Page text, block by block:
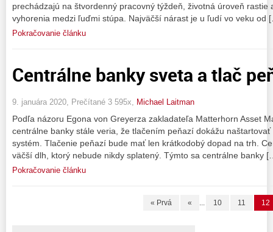
prechádzajú na štvordenný pracovný týždeň, životná úroveň rastie
vyhorenia medzi ľuďmi stúpa. Najväčší nárast je u ľudí vo veku od
Pokračovanie článku
Centrálne banky sveta a tlač
9. januára 2020, Prečítané 3 595x, Michael Laitman
Podľa názoru Egona von Greyerza zakladateľa Matterhorn Asset
centrálne banky stále veria, že tlačením peňazí dokážu
systém. Tlačenie peňazí bude mať len krátkodobý dopad na trh.
väčší dlh, ktorý nebude nikdy splatený. Týmto sa centrálne banky
Pokračovanie článku
« Prvá « ... 10 11 12